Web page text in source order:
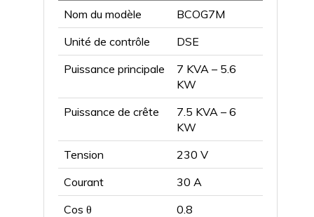
Nom du modèle
BCOG7M
Unité de contrôle
DSE
Puissance principale
7 KVA – 5.6
KW
Puissance de crête
7.5 KVA – 6
KW
Tension
230 V
Courant
30 A
Cos θ
0.8